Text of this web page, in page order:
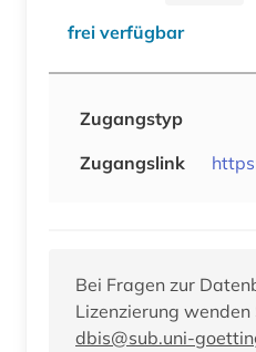
frei verfügbar
Zugangstyp
Zugangslink
Bei Fragen zur
Lizenzierung wenden
dbis@sub.uni-